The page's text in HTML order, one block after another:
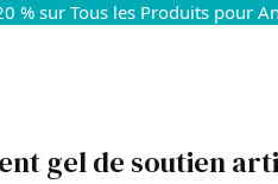
% sur Tous les Produits pour
gel de soutien